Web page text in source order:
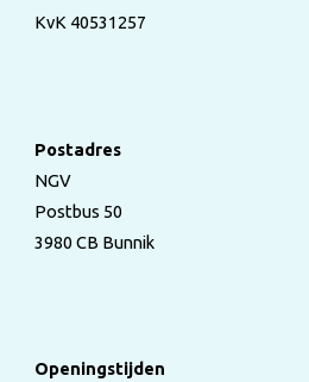
KvK 40531257
Postadres
NGV
Postbus 50
3980 CB Bunnik
Openingstijden